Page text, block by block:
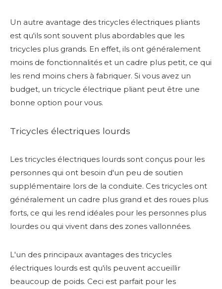
Un autre avantage des tricycles électriques pliants
est qu'ils sont souvent plus abordables que les
tricycles plus grands. En effet, ils ont généralement
moins de fonctionnalités et un cadre plus petit, ce qui
les rend moins chers à fabriquer. Si vous avez un
budget, un tricycle électrique pliant peut être une
bonne option pour vous.
Tricycles électriques lourds
Les tricycles électriques lourds sont conçus pour les
personnes qui ont besoin d'un peu de soutien
supplémentaire lors de la conduite. Ces tricycles ont
généralement un cadre plus grand et des roues plus
forts, ce qui les rend idéales pour les personnes plus
lourdes ou qui vivent dans des zones vallonnées.
L'un des principaux avantages des tricycles
électriques lourds est qu'ils peuvent accueillir
beaucoup de poids. Ceci est parfait pour les